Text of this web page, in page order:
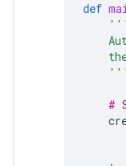
def
'''
    '''
#